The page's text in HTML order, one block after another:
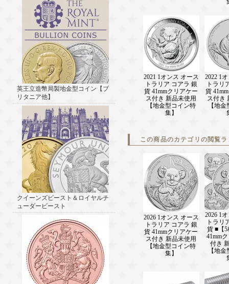
英王立造幣局製地金型コイン【ブ
リタニア他】
クイーンズビースト＆ロイヤルチ
ューダービースト
2021 1オンス オース
トラリア コアラ 銀
貨 41mmクリアケー
ス付き 新品未使用
【地金型コイン特
集】
2022 1
トラリ
貨
ス付き
【地
この商品のカテゴリの閲覧
2026 1オンス オース
トラリア コアラ 銀
貨 41mmクリアケー
ス付き 新品未使用
【地金型コイン特
集】
2026 1
トラリ
貨 ■【
41mm
付き
【地